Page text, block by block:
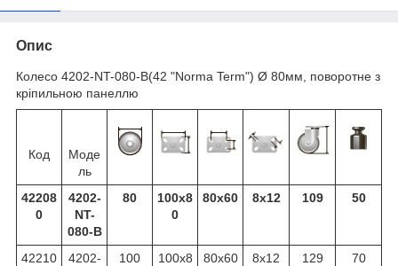
Опис
Колесо 4202-NT-080-B(42 "Norma Term") Ø 80мм, поворотне з
кріпильною панеллю
Код
Моде
ль
42208
0
4202-
NT-
080-B
80
100x8
0
80x60 8x12 109 50
42210
4202-
100
100x8
80x60 8x12 129 70